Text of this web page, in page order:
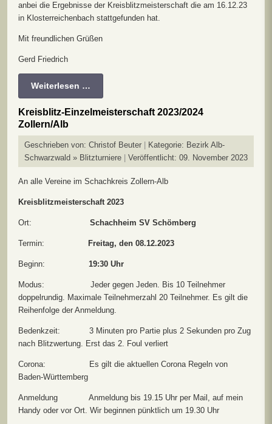
anbei die Ergebnisse der Kreisblitzmeisterschaft die am 16.12.23
in Klosterreichenbach stattgefunden hat.
Mit freundlichen Grüßen
Gerd Friedrich
Weiterlesen …
Kreisblitz-Einzelmeisterschaft 2023/2024
Zollern/Alb
Geschrieben von: Christof Beuter Kategorie: Bezirk Alb-
Schwarzwald » Blitzturniere
Veröffentlicht: 09. November 2023
An alle Vereine im Schachkreis Zollern-Alb
Kreisblitzmeisterschaft 2023
Ort: Schachheim SV Schömberg
Termin: Freitag, den 08.12.2023
Beginn: 19:30 Uhr
Modus: Jeder gegen Jeden. Bis 10 Teilnehmer
doppelrundig. Maximale Teilnehmerzahl 20 Teilnehmer. Es gilt die
Reihenfolge der Anmeldung.
Bedenkzeit: 3 Minuten pro Partie plus 2 Sekunden pro Zug
nach Blitzwertung. Erst das 2. Foul verliert
Corona: Es gilt die aktuellen Corona Regeln von
Baden-Württemberg
Anmeldung Anmeldung bis 19.15 Uhr per Mail, auf mein
Handy oder vor Ort. Wir beginnen pünktlich um 19.30 Uhr